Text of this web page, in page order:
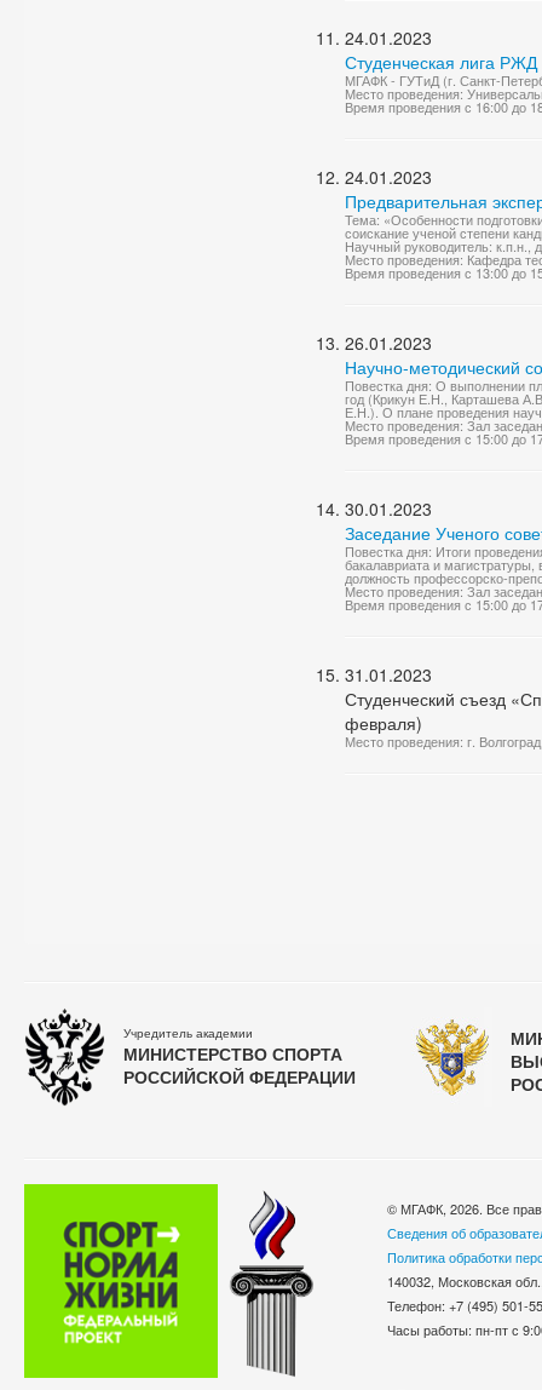
24.01.2023
Студенческая лига
МГАФК - ГУТиД (г. Санкт-
Место проведения:
Время проведения с 16:00 до
24.01.2023
Предварительная
Тема: «Особенности
соискание ученой степени
Научный руководитель:
Место проведения: Кафедра
Время проведения с 13:00 до
26.01.2023
Научно-методический
Повестка дня: О выполнении
год (Крикун Е.Н., Карташева
Е.Н.). О плане проведения
Место проведения: Зал
Время проведения с 15:00 до
30.01.2023
Заседание Ученого
Повестка дня: Итоги
бакалавриата и
должность профессорско-
Место проведения: Зал
Время проведения с 15:00 до
31.01.2023
Студенческий съезд
февраля)
Место проведения: г. Волгоград
Учредитель академии
МИНИСТЕРСТВО СПОРТА
РОССИЙСКОЙ ФЕДЕРАЦИИ
© МГАФК, 2026. Все
Сведения об
Политика обработки
140032, Московская
Телефон: +7 (495)
Часы работы: пн-пт с